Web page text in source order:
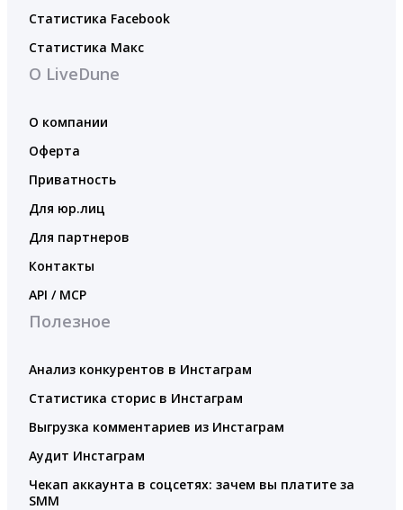
Статистика Facebook
Статистика Макс
О LiveDune
О компании
Оферта
Приватность
Для юр.лиц
Для партнеров
Контакты
API / MCP
Полезное
Анализ конкурентов в Инстаграм
Статистика сторис в Инстаграм
Выгрузка комментариев из Инстаграм
Аудит Инстаграм
Чекап аккаунта в соцсетях: зачем вы платите за
SMM